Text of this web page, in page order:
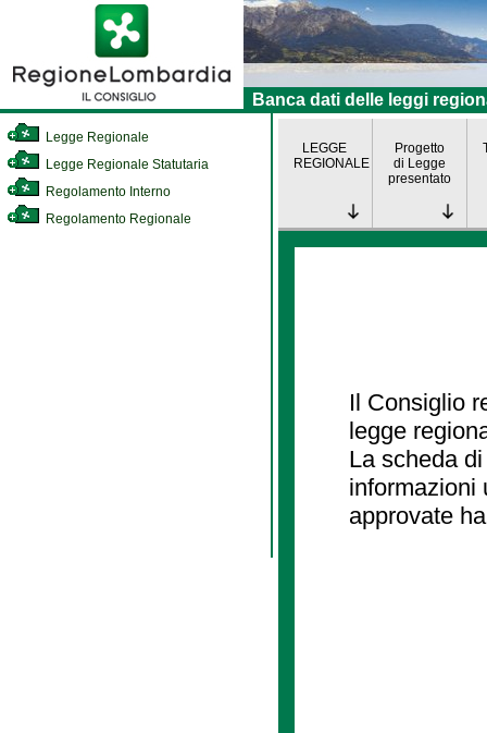
Banca dati delle leggi
Legge Regionale
Legge Regionale Statutaria
Regolamento Interno
Regolamento Regionale
LEGGE
REGIONALE
Progetto
di Legge
presentato
Il Consiglio
legge
La scheda
informazioni
approvate